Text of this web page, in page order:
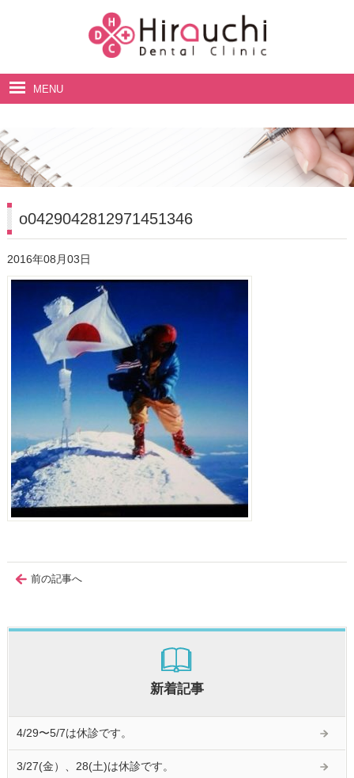
MENU
料金表
o0429042812971451346
2016年08月03日
前の記事へ
新着記事
4/29〜5/7は休診です。
3/27(金）、28(土)は休診です。